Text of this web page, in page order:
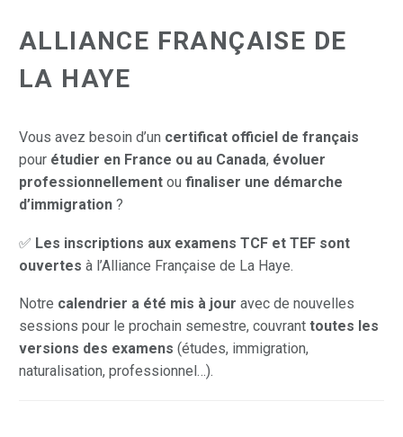
ALLIANCE FRANÇAISE DE
LA HAYE
Vous avez besoin d’un certificat officiel de français
pour étudier en France ou au Canada, évoluer
professionnellement ou finaliser une démarche
d’immigration ?
✅ Les inscriptions aux examens TCF et TEF sont
ouvertes à l’Alliance Française de La Haye.
Notre calendrier a été mis à jour avec de nouvelles
sessions pour le prochain semestre, couvrant toutes les
versions des examens (études, immigration,
naturalisation, professionnel…).